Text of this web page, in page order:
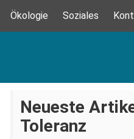
Ökologie Soziales
Neueste
Toleranz